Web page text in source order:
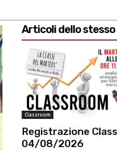
Articoli dello
Classroom
Registrazione
04/08/2026